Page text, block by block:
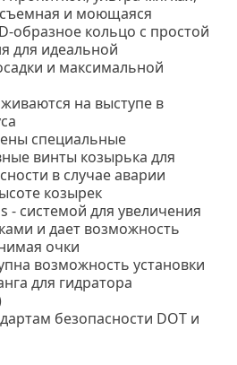
и моющаяся
образное кольцо с простой
для идеальной
и максимальной
на выступе в
специальные
винты козырька для
в случае аварии
козырек
- системой для увеличения
и дает возможность
очки
возможность установки
для гидратора
безопасности DOT и